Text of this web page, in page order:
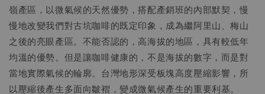
嶺產區，以微氣候的天然優勢，搭配產銷班的內部默契，慢
慢地改變我們對古坑咖啡的既定印象，成為繼阿里山、梅山
之後的亮眼產區。不能否認的，高海拔的地區，具有較低年
均溫的優勢。但是讓咖啡健康的，不是海拔的數字，而是對
當地實際氣候的輪廓。台灣地形深受板塊高度壓縮影響，所
以壓縮後產生多面向皺褶，變成微氣候產生的重要利基。